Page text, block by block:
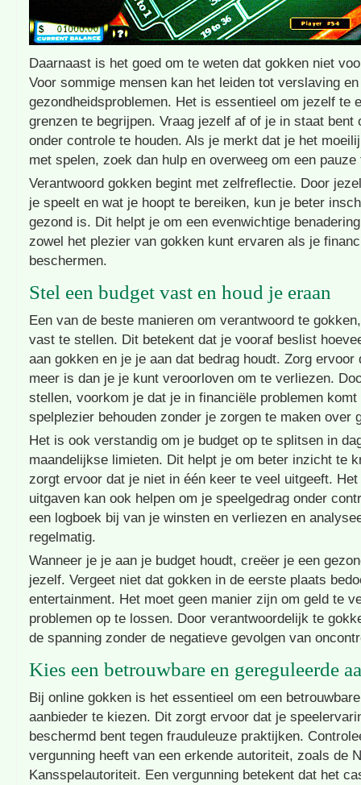
Daarnaast is het goed om te weten dat gokken niet
Voor sommige mensen kan het leiden tot verslaving
gezondheidsproblemen. Het is essentieel om jezelf te
grenzen te begrijpen. Vraag jezelf af of je in staat bent
onder controle te houden. Als je merkt dat je het
met spelen, zoek dan hulp en overweeg om een pauze
Verantwoord gokken begint met zelfreflectie. Door
je speelt en wat je hoopt te bereiken, kun je beter
gezond is. Dit helpt je om een evenwichtige
zowel het plezier van gokken kunt ervaren als je
beschermen.
Stel een budget vast en houd je eraan
Een van de beste manieren om verantwoord te
vast te stellen. Dit betekent dat je vooraf beslist
aan gokken en je je aan dat bedrag houdt. Zorg ervoor
meer is dan je je kunt veroorloven om te verliezen.
stellen, voorkom je dat je in financiële problemen
spelplezier behouden zonder je zorgen te maken over
Het is ook verstandig om je budget op te splitsen in
maandelijkse limieten. Dit helpt je om beter inzicht te
zorgt ervoor dat je niet in één keer te veel uitgeeft.
uitgaven kan ook helpen om je speelgedrag onder
een logboek bij van je winsten en verliezen en
regelmatig.
Wanneer je je aan je budget houdt, creëer je een
jezelf. Vergeet niet dat gokken in de eerste plaats
entertainment. Het moet geen manier zijn om geld te
problemen op te lossen. Door verantwoordelijk te
de spanning zonder de negatieve gevolgen van
Kies een betrouwbare en gereguleerde
Bij online gokken is het essentieel om een
aanbieder te kiezen. Dit zorgt ervoor dat je
beschermd bent tegen frauduleuze praktijken.
vergunning heeft van een erkende autoriteit, zoals de
Kansspelautoriteit. Een vergunning betekent dat het